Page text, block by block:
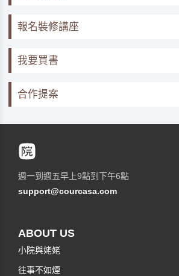
報名裝修講座
我要買書
合作提案
週一到週五早上9點到下午6點
support@courcasa.com
ABOUT US
小院與姥姥
往事不如煙